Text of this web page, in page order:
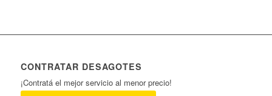
CONTRATAR DESAGOTES
¡Contratá el mejor servicio al menor precio!